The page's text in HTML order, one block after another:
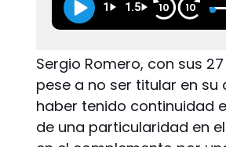
1 1.5 10 10
Sergio Romero, con sus
pese a no ser titular en
haber tenido continuidad
de una particularidad en